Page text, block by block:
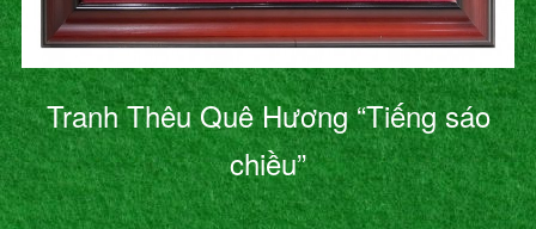
Tranh Thêu Quê Hương “Tiếng sáo
chiều”